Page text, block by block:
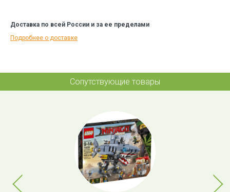
Доставка по всей России и за ее пределами
Подробнее о доставке
Сопутствующие товары
Previous Next